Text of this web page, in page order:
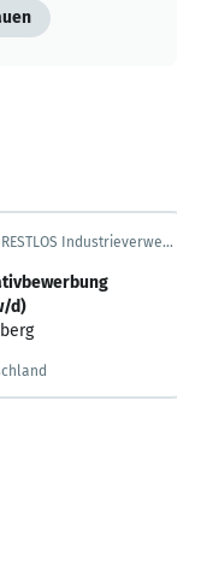
RESTLOS Industrieverwertungen & Service GmbH
d)